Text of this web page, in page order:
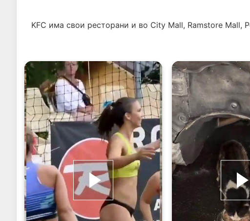
KFC има свои ресторани и во City Mall, Ramstore Mall,